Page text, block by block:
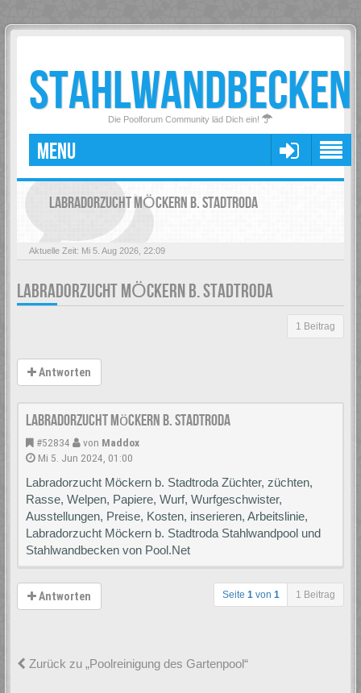
STAHLWANDBECKEN
Die Poolforum Community läd Dich ein!
MENU
LABRADORZUCHT MÖCKERN B. STADTRODA
Aktuelle Zeit: Mi 5. Aug 2026, 22:09
LABRADORZUCHT MÖCKERN B. STADTRODA
1 Beitrag
Antworten
Labradorzucht Möckern b. Stadtroda
#52834 von Maddox
Mi 5. Jun 2024, 01:00
Labradorzucht Möckern b. Stadtroda Züchter, züchten,
Rasse, Welpen, Papiere, Wurf, Wurfgeschwister,
Ausstellungen, Preise, Kosten, inserieren, Arbeitslinie,
Labradorzucht Möckern b. Stadtroda Stahlwandpool und
Stahlwandbecken von Pool.Net
Antworten Seite 1 von 1 1 Beitrag
Zurück zu „Poolreinigung des Gartenpool“